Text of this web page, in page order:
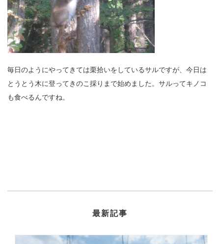
毎日のようにやってきては栗拾いをしているサルですが、今日は
とうとう木に登ってきのこ採りまで始めました。サルってキノコ
も食べるんですね。
最新記事